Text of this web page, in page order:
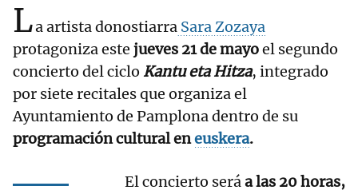
La artista donostiarra Sara Zozaya
protagoniza este jueves 21 de mayoel segundo
concierto del ciclo Kantu eta Hitza, integrado
por siete recitales que organiza el
Ayuntamiento de Pamplona dentro de su
programación cultural eneuskera.
El concierto seráa las 20 horas,